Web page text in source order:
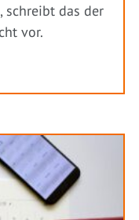
schreibt das der
vor.